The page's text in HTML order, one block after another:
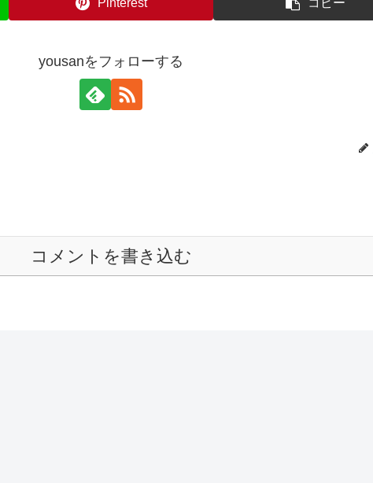
yousanをフォローする
コメントを書き込む